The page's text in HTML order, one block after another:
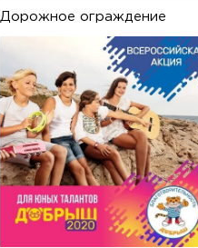
Дорожное ограждение